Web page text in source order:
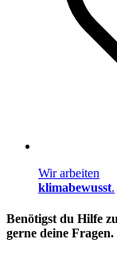
Wir arbeiten
klimabewusst.
Benötigst du Hilfe
gerne deine Fragen.